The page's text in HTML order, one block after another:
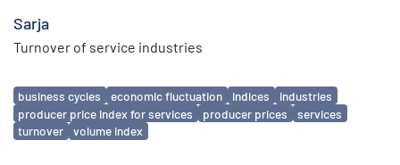
Sarja
Turnover of service industries
Avainsanat
business cycles economic fluctuation indices
industries
producer price index for services
producer prices
services
turnover
volume index